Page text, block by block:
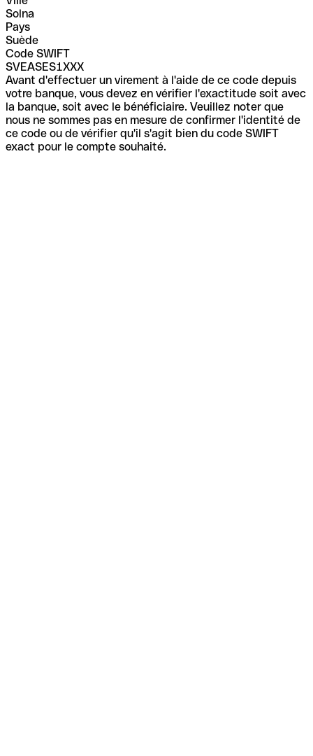
Solna
Pays
Suède
Code SWIFT
SVEASES1XXX
Avant d'effectuer un virement à l'aide de ce code depuis
votre banque, vous devez en vérifier l'exactitude soit avec
la banque, soit avec le bénéficiaire. Veuillez noter que
nous ne sommes pas en mesure de confirmer l'identité de
ce code ou de vérifier qu'il s'agit bien du code SWIFT
exact pour le compte souhaité.